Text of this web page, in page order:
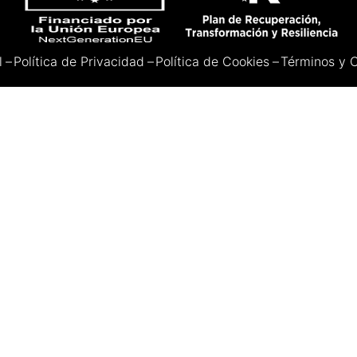
–Política de Privacidad –Política de Cookies –Términos y